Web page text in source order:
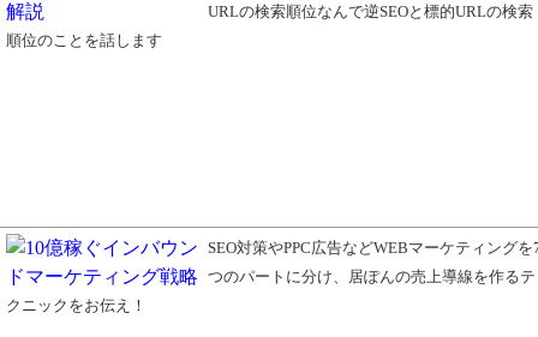
URLの検索順位なんで逆SEOと標的URLの検索
順位のことを話します
SEO対策やPPC広告などWEBマーケティングを
つのパートに分け、居ぽんの売上導線を作るテ
クニックをお伝え！